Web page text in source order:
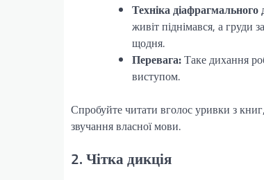
Техніка діафрагмального
живіт піднімався, а
щодня.
Перевага:Таке дихання
виступом.
Спробуйте читати вголос уривки з
звучання власної мови.
2. Чітка дикція